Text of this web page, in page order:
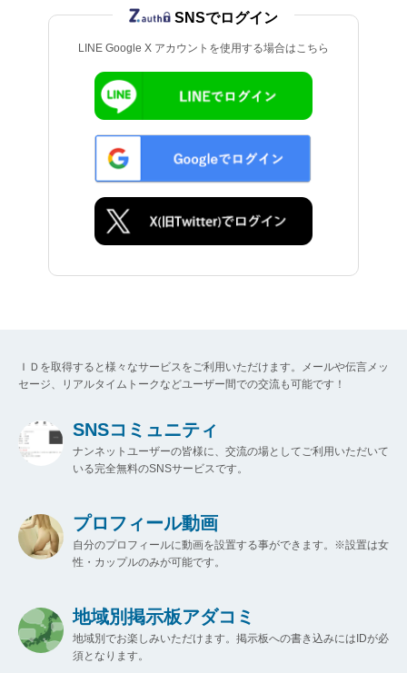
LINE Google X アカウントを使用する場合はこちら
SNSでログイン
ＩＤを取得すると様々なサービスをご利用いただけます。メールや伝言メッ
セージ、リアルタイムトークなどユーザー間での交流も可能です！
SNSコミュニティ
ナンネットユーザーの皆様に、交流の場としてご利用いただいて
いる完全無料のSNSサービスです。
プロフィール動画
自分のプロフィールに動画を設置する事ができます。※設置は女
性・カップルのみが可能です。
地域別掲示板アダコミ
地域別でお楽しみいただけます。掲示板への書き込みにはIDが必
須となります。